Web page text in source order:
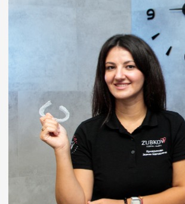
Неправильный прикус, неровные зубы ⏤
не только эстетическая проблема, часто они
являются причиной головных болей, мигреней,
болей и щелчков в челюстных суставах, шума
в ушах. Скученность зубов и другие проблемы
с прикусом затрудняют возможность
качественной гигиены, ведут к накапливанию
зубного налета, образованию зубного камня.
Плохая гигиена существенно повышает риск
возникновения кариеса, воспалительных
заболеваний десен, пародонта. Часто различные
нарушения прикуса, аномальные расположения